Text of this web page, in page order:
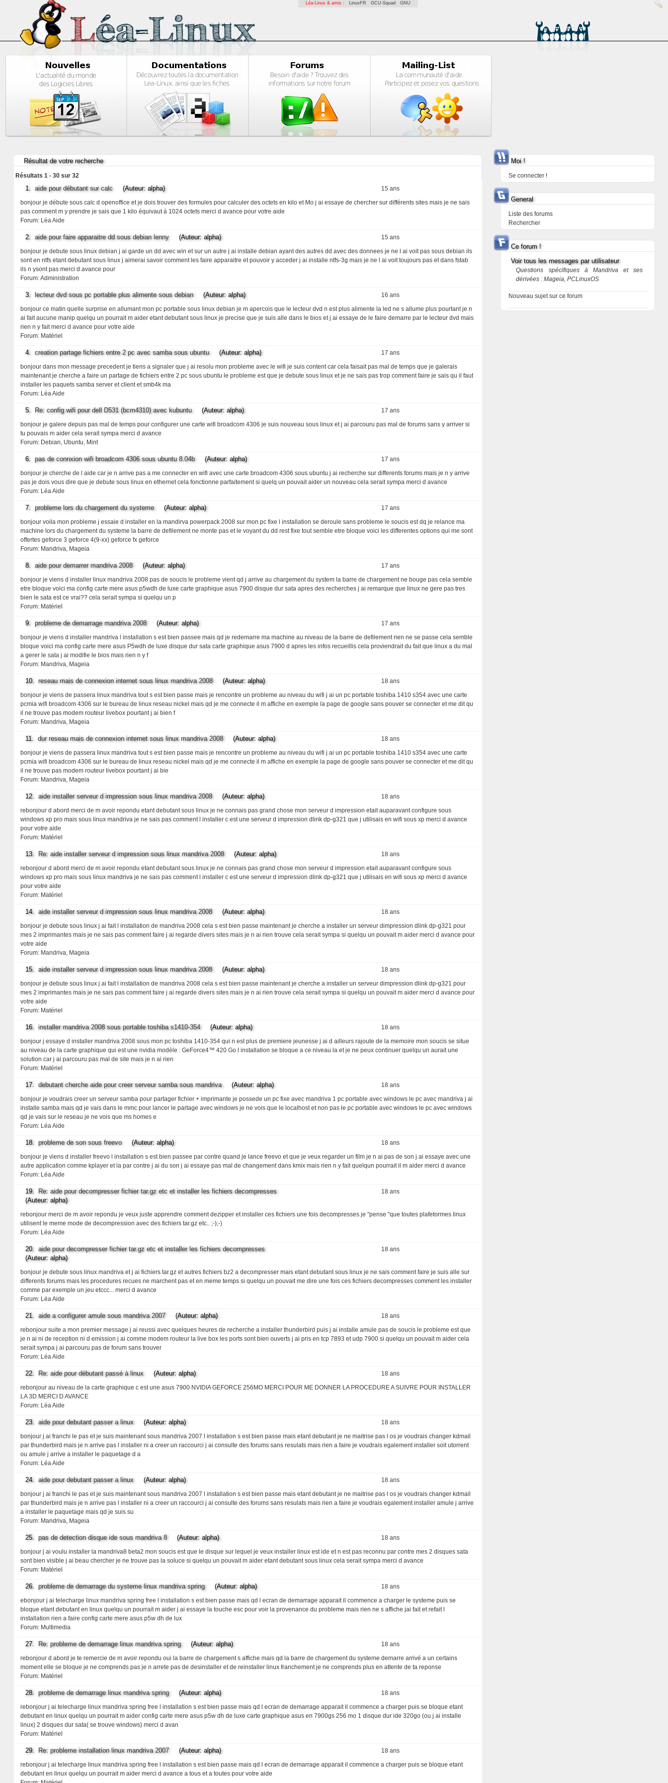
Léa-Linux & amis : LinuxFR GCU-Squad GNU
Résultat de votre recherche
Résultats 1 - 30 sur 32
15 ans
1. aide pour débutant sur calc(Auteur: alpha)
bonjour je débute sous calc d openoffice et je dois trouver des formules pour calculer des octets en kilo et Mo j ai essaye de chercher sur différents sites mais je ne sais
pas comment m y prendre je sais que 1 kilo équivaut à 1024 octets merci d avance pour votre aide
Forum: Léa Aide
15 ans
2. aide pour faire apparaitre dd sous debian lenny(Auteur: alpha)
bonjour je debute sous linux debian j ai garde un dd avec win et sur un autre j ai installe debian ayant des autres dd avec des donnees je ne l ai voit pas sous debian ils
sont en ntfs etant debutant sous linux j aimerai savoir comment les faire apparaitre et pouvoir y acceder j ai installe ntfs-3g mais je ne l ai voit toujours pas et dans fstab
ils n ysont pas merci d avance pour
Forum:Administration
16 ans
3. lecteur dvd sous pc portable plus alimente sous debian(Auteur: alpha)
bonjour ce matin quelle surprise en allumant mon pc portable sous linux debian je m apercois que le lecteur dvd n est plus alimente la led ne s allume plus pourtant je n
ai fait aucune manip quelqu un pourrait m aider etant debutant sous linux je precise que je suis alle dans le bios et j ai essaye de le faire demarre par le lecteur dvd mais
rien n y fait merci d avance pour votre aide
Forum: Matériel
17 ans
4. creation partage fichiers entre 2 pc avec samba sous ubuntu(Auteur: alpha)
bonjour dans mon message precedent je tiens a signaler que j ai resolu mon probleme avec le wifi je suis content car cela faisait pas mal de temps que je galerais
maintenant je cherche a faire un partage de fichiers entre 2 pc sous ubuntu le probleme est que je debute sous linux et je ne sais pas trop comment faire je sais qu il faut
installer les paquets samba server et client et smb4k ma
Forum: Léa Aide
17 ans
5. Re: config wifi pour dell D531 (bcm4310) avec kubuntu(Auteur: alpha)
bonjour je galere depuis pas mal de temps pour configurer une carte wifi broadcom 4306 je suis nouveau sous linux et j ai parcouru pas mal de forums sans y arriver si
tu pouvais m aider cela serait sympa merci d avance
Forum: Debian, Ubuntu, Mint
17 ans
6. pas de connxion wifi broadcom 4306 sous ubuntu 8.04b(Auteur: alpha)
bonjour je cherche de l aide car je n arrive pas a me connecter en wifi avec une carte broadcom 4306 sous ubuntu j ai recherche sur differents forums mais je n y arrive
pas je dois vous dire que je debute sous linux en ethernet cela fonctionne parfaitement si quelq un pouvait aider un nouveau cela serait sympa merci d avance
Forum: Léa Aide
17 ans
7. probleme lors du chargement du systeme(Auteur: alpha)
bonjour voila mon probleme j essaie d installer en la mandirva powerpack 2008 sur mon pc fixe l installation se deroule sans probleme le soucis est dq je relance ma
machine lors du chargement du systeme la barre de defilement ne monte pas et le voyant du dd rest fixe tout semble etre bloque voici les differentes options qui me sont
offertes geforce 3 geforce 4(9-xx) geforce fx geforce
Forum: Mandriva, Mageia
17 ans
8. aide pour demarrer mandriva 2008(Auteur: alpha)
bonjour je viens d installer linux mandriva 2008 pas de soucis le probleme vient qd j arrive au chargement du system la barre de chargement ne bouge pas cela semble
etre bloque voici ma config carte mere asus p5wdh de luxe carte graphique asus 7900 disque dur sata apres des recherches j ai remarque que linux ne gere pas tres
bien le sata est ce vrai?? cela serait sympa si quelqu un p
Forum: Matériel
17 ans
9. probleme de demarrage mandriva 2008(Auteur: alpha)
bonjour je viens d installer mandriva l installation s est bien passee mais qd je redemarre ma machine au niveau de la barre de defilement rien ne se passe cela semble
bloque voici ma config carte mere asus P5wdh de luxe disque dur sata carte graphique asus 7900 d apres les infos recueillis cela proviendrait du fait que linux a du mal
a gerer le sata j ai modifie le bios mais rien n y f
Forum: Mandriva, Mageia
18 ans
10. reseau mais de connexion internet sous linux mandriva 2008(Auteur: alpha)
bonjour je viens de passera linux mandriva tout s est bien passe mais je rencontre un probleme au niveau du wifi j ai un pc portable toshiba 1410 s354 avec une carte
pcmia wifi broadcom 4306 sur le bureau de linux reseau nickel mais qd je me connecte il m affiche en exemple la page de google sans pouver se connecter et me dit qu
il ne trouve pas modem routeur livebox pourtant j ai bien f
Forum: Mandriva, Mageia
18 ans
11. dur reseau mais de connexion internet sous linux mandriva 2008(Auteur: alpha)
bonjour je viens de passera linux mandriva tout s est bien passe mais je rencontre un probleme au niveau du wifi j ai un pc portable toshiba 1410 s354 avec une carte
pcmia wifi broadcom 4306 sur le bureau de linux reseau nickel mais qd je me connecte il m affiche en exemple la page de google sans pouver se connecter et me dit qu
il ne trouve pas modem routeur livebox pourtant j ai bie
Forum: Mandriva, Mageia
18 ans
12. aide installer serveur d impression sous linux mandriva 2008(Auteur: alpha)
rebonjour d abord merci de m avoir repondu etant debutant sous linux je ne connais pas grand chose mon serveur d impression etait auparavant configure sous
windows xp pro mais sous linux mandriva je ne sais pas comment l installer c est une serveur d impression dlink dp-g321 que j utilisais en wifi sous xp merci d avance
pour votre aide
Forum: Matériel
18 ans
13. Re: aide installer serveur d impression sous linux mandriva 2008(Auteur: alpha)
rebonjour d abord merci de m avoir repondu etant debutant sous linux je ne connais pas grand chose mon serveur d impression etait auparavant configure sous
windows xp pro mais sous linux mandriva je ne sais pas comment l installer c est une serveur d impression dlink dp-g321 que j utilisais en wifi sous xp merci d avance
pour votre aide
Forum: Matériel
18 ans
14. aide installer serveur d impression sous linux mandriva 2008(Auteur: alpha)
bonjour je debute sous linux j ai fait l installation de mandriva 2008 cela s est bien passe maintenant je cherche a installer un serveur dimpression dlink dp-g321 pour
mes 2 imprimantes mais je ne sais pas comment faire j ai regarde divers sites mais je n ai rien trouve cela serait sympa si quelqu un pouvait m aider merci d avance pour
votre aide
Forum: Mandriva, Mageia
18 ans
15. aide installer serveur d impression sous linux mandriva 2008(Auteur: alpha)
bonjour je debute sous linux j ai fait l installation de mandriva 2008 cela s est bien passe maintenant je cherche a installer un serveur dimpression dlink dp-g321 pour
mes 2 imprimantes mais je ne sais pas comment faire j ai regarde divers sites mais je n ai rien trouve cela serait sympa si quelqu un pouvait m aider merci d avance pour
votre aide
Forum: Matériel
18 ans
16. installer mandriva 2008 sous portable toshiba s1410-354(Auteur: alpha)
bonjour j essaye d installer mandriva 2008 sous mon pc toshiba 1410-354 qui n est plus de premiere jeunesse j ai d ailleurs rajoute de la memoire mon soucis se situe
au niveau de la carte graphique qui est une nvidia modèle : GeForce4™ 420 Go l installation se bloque a ce niveau la et je ne peux continuer quelqu un aurait une
solution car j ai parcouru pas mal de site mais je n ai rien
Forum: Matériel
18 ans
17. debutant cherche aide pour creer serveur samba sous mandriva(Auteur: alpha)
bonjour je voudrais creer un serveur samba pour partager fichier + imprimante je possede un pc fixe avec mandriva 1 pc portable avec windows le pc avec mandriva j ai
installe samba mais qd je vais dans le mmc pour lancer le partage avec windows je ne vois que le localhost et non pas le pc portable avec windows le pc avec windows
qd je vais sur le reseau je ne vois que ms homes e
Forum: Léa Aide
18 ans
18. probleme de son sous freevo(Auteur: alpha)
bonjour je viens d installer freevo l installation s est bien passee par contre quand je lance freevo et que je veux regarder un film je n ai pas de son j ai essaye avec une
autre application comme kplayer et la par contre j ai du son j ai essaye pas mal de changement dans kmix mais rien n y fait quelqun pourrait il m aider merci d avance
Forum: Léa Aide
18 ans
19.
Re: aide pour decompresser fichier tar.gz etc et installer les fichiers decompresses
(Auteur: alpha)
rebonjour merci de m avoir repondu je veux juste apprendre comment dezipper et installer ces fichiers une fois decompresses je "pense "que toutes plafetormes linux
utilisent le meme mode de decompression avec des fichiers tar.gz etc.. ;-);-)
Forum: Léa Aide
18 ans
20. aide pour decompresser fichier tar.gz etc et installer les fichiers decompresses
(Auteur: alpha)
bonjour je debute sous linux mandriva et j ai fichiers tar.gz et autres fichiers bz2 a decompresser mais etant debutant sous linux je ne sais comment faire je suis alle sur
differents forums mais les procedures recues ne marchent pas et en meme temps si quelqu un pouvait me dire une fois ces fichiers decompresses comment les installer
comme par exemple un jeu etccc... merci d avance
Forum: Léa Aide
18 ans
21. aide a configurer amule sous mandriva 2007(Auteur: alpha)
rebonjour suite a mon premier message j ai reussi avec quelques heures de recherche a installer thunderbird puis j ai installe amule pas de soucis le probleme est que
je n ai ni de reception ni d emission j ai comme modem routeur la live box les ports sont bien ouverts j ai pris en tcp 7893 et udp 7900 si quelqu un pouvait m aider cela
serait sympa j ai parcouru pas de forum sans trouver
Forum: Léa Aide
18 ans
22. Re: aide pour débutant passé à linux(Auteur: alpha)
rebonjour au niveau de la carte graphique c est une asus 7900 NVIDIA GEFORCE 256MO MERCI POUR ME DONNER LA PROCEDURE A SUIVRE POUR INSTALLER
LA 3D MERCI D AVANCE
Forum: Léa Aide
18 ans
23. aide pour debutant passer a linux(Auteur: alpha)
bonjour j ai franchi le pas et je suis maintenant sous mandriva 2007 l installation s est bien passe mais etant debutant je ne maitrise pas l os je voudrais changer kdmail
par thunderbird mais je n arrive pas l installer ni a creer un raccourci j ai consulte des forums sans resulats mais rien a faire je voudrais egalement installer soit utorrent
ou amule j arrive a installer le paquetage d a
Forum: Léa Aide
18 ans
24. aide pour debutant passer a linux(Auteur: alpha)
bonjour j ai franchi le pas et je suis maintenant sous mandriva 2007 l installation s est bien passe mais etant debutant je ne maitrise pas l os je voudrais changer kdmail
par thunderbird mais je n arrive pas l installer ni a creer un raccourci j ai consulte des forums sans resulats mais rien a faire je voudrais egalement installer amule j arrive
a installer le paquetage mais qd je suis su
Forum: Mandriva, Mageia
18 ans
25. pas de detection disque ide sous mandriva 8(Auteur: alpha)
bonjour j ai voulu installer la mandriva8 beta2 mon soucis est que le disque sur lequel je veux installer linux est ide et n est pas reconnu par contre mes 2 disques sata
sont bien visible j ai beau chercher je ne trouve pas la soluce si quelqu un pouvait m aider etant debutant sous linux cela serait sympa merci d avance
Forum: Matériel
18 ans
26. probleme de demarrage du systeme linux mandriva spring(Auteur: alpha)
ebonjour j ai telecharge linux mandriva spring free l installation s est bien passe mais qd l ecran de demarrage apparait il commence a charger le systeme puis se
bloque etant debutant en linux quelqu un pourrait m aider j ai essaye la touche esc pour voir la provenance du probleme mais rien ne s affiche jai fait et refait l
installation rien a faire config carte mere asus p5w dh de lux
Forum: Multimedia
18 ans
27. Re: probleme de demarrage linux mandriva spring(Auteur: alpha)
rebonjour d abord je te remercie de m avoir repondu oui la barre de chargement s affiche mais qd la barre de chargement du systeme demarre arrivé a un certains
moment elle se bloque je ne comprends pas je n arrete pas de desinstaller et de reinstaller linux franchement je ne comprends plus en attente de ta reponse
Forum: Matériel
18 ans
28. probleme de demarrage linux mandriva spring(Auteur: alpha)
rebonjour j ai telecharge linux mandriva spring free l installation s est bien passe mais qd l ecran de demarrage apparait il commence a charger puis se bloque etant
debutant en linux quelqu un pourrait m aider config carte mere asus p5w dh de luxe carte graphique asus en 7900gs 256 mo 1 disque dur ide 320go (ou j ai installe
linux) 2 disques dur sata( se trouve windows) merci d avan
Forum: Matériel
18 ans
29. Re: probleme installation linux mandriva 2007(Auteur: alpha)
rebonjour j ai telecharge linux mandriva spring free l installation s est bien passe mais qd l ecran de demarrage apparait il commence a charger puis se bloque etant
debutant en linux quelqu un pourrait m aider merci d avance a tous et a toutes pour votre aide
Moi !
Se connecter !
General
Liste des forums
Rechercher
Ce forum !
Voir tous les messages par utilisateur
Questions spécifiques à Mandriva et ses
dérivées : Mageia, PCLinuxOS
Nouveau sujet sur ce forum